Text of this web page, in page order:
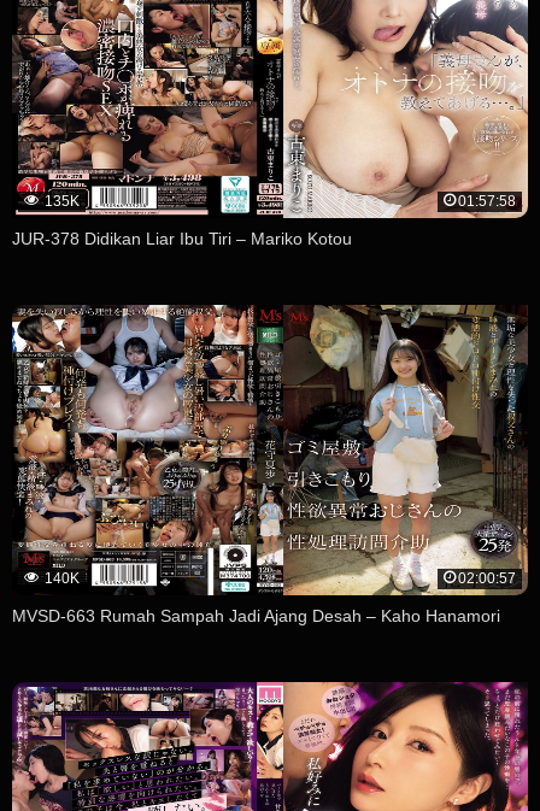
135K 01:57:58
JUR-378 Didikan Liar Ibu Tiri – Mariko Kotou
140K 02:00:57
MVSD-663 Rumah Sampah Jadi Ajang Desah – Kaho Hanamori